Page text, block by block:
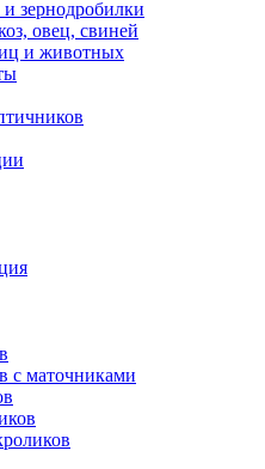
зернодробилки
овец, свиней
и животных
с маточниками